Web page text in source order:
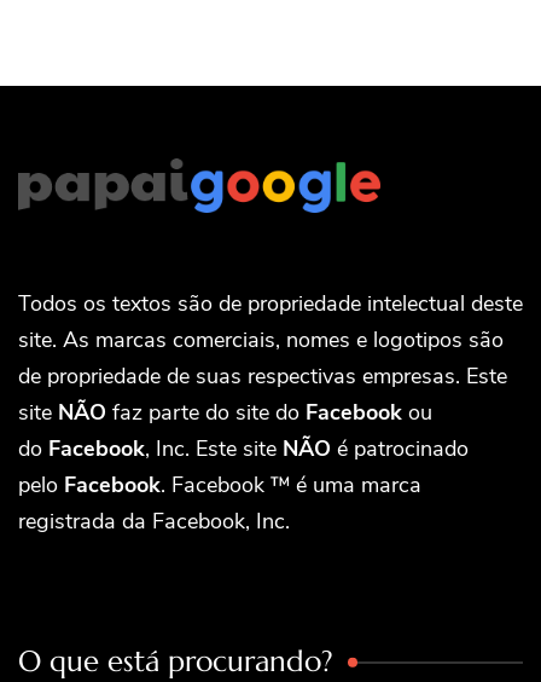
Todos os textos são de propriedade intelectual deste
site. As marcas comerciais, nomes e logotipos são
de propriedade de suas respectivas empresas. Este
site NÃO faz parte do site do Facebook ou
do Facebook, Inc. Este site NÃO é patrocinado
pelo Facebook. Facebook ™ é uma marca
registrada da Facebook, Inc.
O que está procurando?